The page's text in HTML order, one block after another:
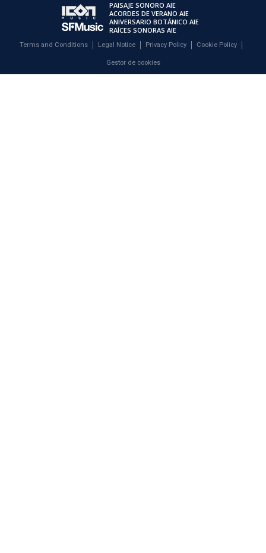
PAISAJE SONORO AIE
ACORDES DE VERANO AIE
ANIVERSARIO BOTÁNICO AIE
RAÍCES SONORAS AIE
Terms and Conditions Legal Notice Privacy Policy Cookie Policy
Gestor de cookies